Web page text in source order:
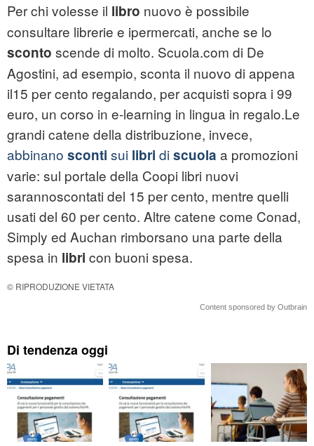
Per chi volesse il libro nuovo è possibile
consultare librerie e ipermercati, anche se lo
sconto scende di molto. Scuola.com di De
Agostini, ad esempio, sconta il nuovo di appena
il15 per cento regalando, per acquisti sopra i 99
euro, un corso in e-learning in lingua in regalo.Le
grandi catene della distribuzione, invece,
abbinano sconti sui libri discuola a promozioni
varie: sul portale della Coopi libri nuovi
sarannoscontati del 15 per cento, mentre quelli
usati del 60 per cento. Altre catene come Conad,
Simply ed Auchan rimborsano una parte della
spesa in libri con buoni spesa.
© RIPRODUZIONE VIETATA
Content sponsored by Outbrain
Di tendenza oggi